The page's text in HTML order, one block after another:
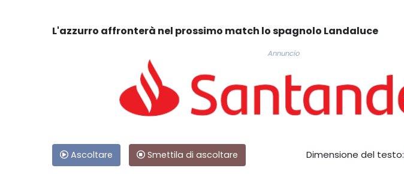
L'azzurro affronterà nel prossimo match lo spagnolo Landaluce
Annuncio
Ascoltare Smettila di ascoltare Dimensione del testo: